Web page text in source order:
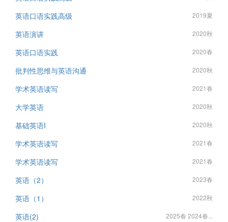
英语口语实践高级 2019夏
英语演讲 2020秋
英语口语实践 2020春
批判性思维与英语沟通 2020秋
学术英语读写 2021春
大学英语 2020秋
基础英语I 2020秋
学术英语读写 2021春
学术英语读写 2021春
英语（2） 2023春
英语（1） 2022秋
英语(2) 2025春 2024春...